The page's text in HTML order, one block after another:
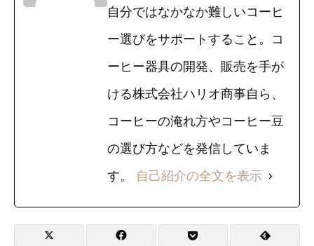
自分ではなかなか難しいコーヒ
ー選びをサポートすること。コ
ーヒー器具の開発、販売を手が
ける株式会社ハリオ商事自ら、
コーヒーの淹れ方やコーヒー豆
の選び方などを発信していま
す。 自己紹介の全文を表示